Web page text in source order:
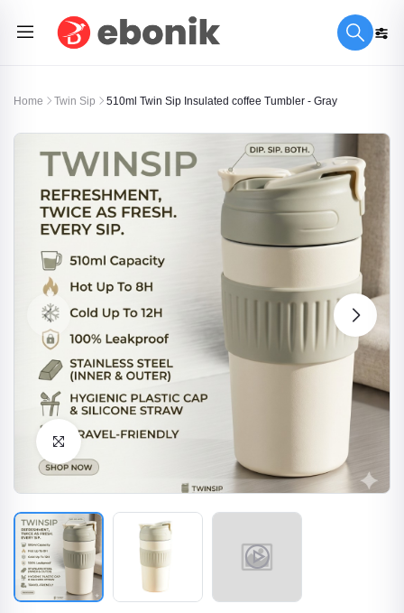
Home Twin Sip 510ml Twin Sip Insulated coffee Tumbler - Gray
Click to Enlarge